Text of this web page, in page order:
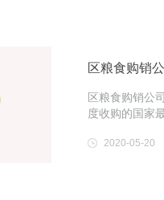
区粮食购销
区粮食购销公
度收购的国家
2020-05-20